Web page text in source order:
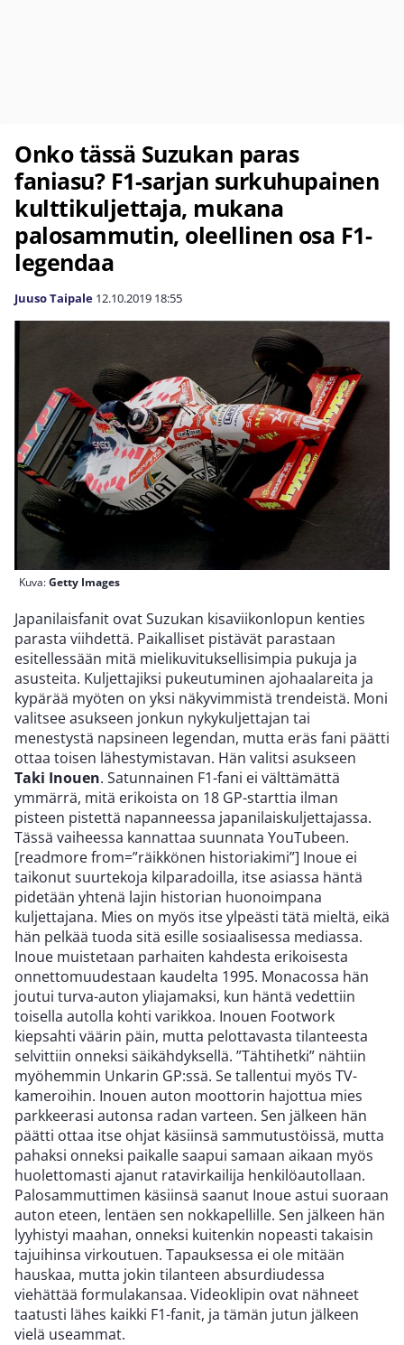
Onko tässä Suzukan paras
faniasu? F1-sarjan surkuhupainen
kulttikuljettaja, mukana
palosammutin, oleellinen osa F1-
legendaa
Juuso Taipale 12.10.2019 18:55
Kuva:Getty Images
Japanilaisfanit ovat Suzukan kisaviikonlopun kenties
parasta viihdettä. Paikalliset pistävät parastaan
esitellessään mitä mielikuvituksellisimpia pukuja ja
asusteita. Kuljettajiksi pukeutuminen ajohaalareita ja
kypärää myöten on yksi näkyvimmistä trendeistä. Moni
valitsee asukseen jonkun nykykuljettajan tai
menestystä napsineen legendan, mutta eräs fani päätti
ottaa toisen lähestymistavan. Hän valitsi asukseen
Taki Inouen. Satunnainen F1-fani ei välttämättä
ymmärrä, mitä erikoista on 18 GP-starttia ilman
pisteen pistettä napanneessa japanilaiskuljettajassa.
Tässä vaiheessa kannattaa suunnata YouTubeen.
[readmore from=”räikkönen historiakimi”] Inoue ei
taikonut suurtekoja kilparadoilla, itse asiassa häntä
pidetään yhtenä lajin historian huonoimpana
kuljettajana. Mies on myös itse ylpeästi tätä mieltä, eikä
hän pelkää tuoda sitä esille sosiaalisessa mediassa.
Inoue muistetaan parhaiten kahdesta erikoisesta
onnettomuudestaan kaudelta 1995. Monacossa hän
joutui turva-auton yliajamaksi, kun häntä vedettiin
toisella autolla kohti varikkoa. Inouen Footwork
kiepsahti väärin päin, mutta pelottavasta tilanteesta
selvittiin onneksi säikähdyksellä. ”Tähtihetki” nähtiin
myöhemmin Unkarin GP:ssä. Se tallentui myös TV-
kameroihin. Inouen auton moottorin hajottua mies
parkkeerasi autonsa radan varteen. Sen jälkeen hän
päätti ottaa itse ohjat käsiinsä sammutustöissä, mutta
pahaksi onneksi paikalle saapui samaan aikaan myös
huolettomasti ajanut ratavirkailija henkilöautollaan.
Palosammuttimen käsiinsä saanut Inoue astui suoraan
auton eteen, lentäen sen nokkapellille. Sen jälkeen hän
lyyhistyi maahan, onneksi kuitenkin nopeasti takaisin
tajuihinsa virkoutuen. Tapauksessa ei ole mitään
hauskaa, mutta jokin tilanteen absurdiudessa
viehättää formulakansaa. Videoklipin ovat nähneet
taatusti lähes kaikki F1-fanit, ja tämän jutun jälkeen
vielä useammat.